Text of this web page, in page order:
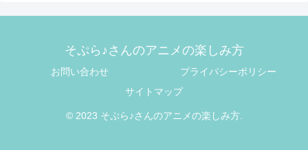
そぷら♪さんのアニメの楽しみ方
お問い合わせ
プライバシーポリシー
サイトマップ
© 2023 そぷら♪さんのアニメの楽しみ方.